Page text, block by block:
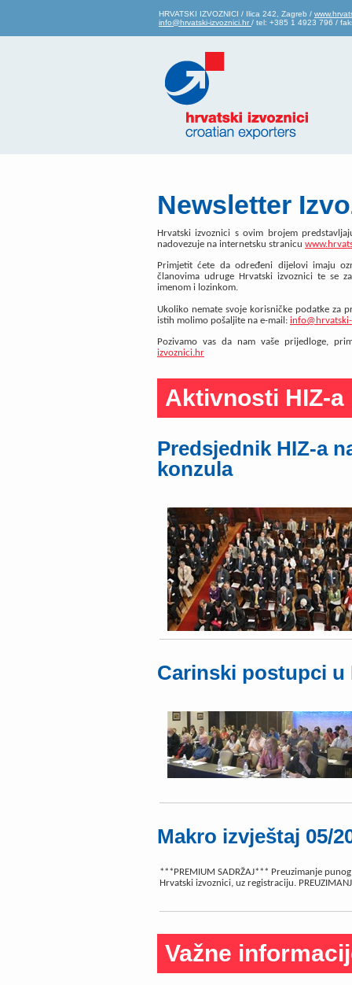
HRVATSKI IZVOZNICI / Ilica 242, Zagreb /
info@hrvatski-izvoznici.hr / tel: +385 1 4923 796 /
Newsletter
Hrvatski izvoznici s ovim brojem
nadovezuje na internetsku stranicu
Primjetit ćete da određeni dijelovi imaju
članovima udruge Hrvatski izvoznici te se
imenom i lozinkom.
Ukoliko nemate svoje korisničke podatke za
istih molimo pošaljite na e-mail:
Pozivamo vas da nam vaše prijedloge,
izvoznici.hr
Aktivnosti HIZ-a
Predsjednik HIZ-a
konzula
Carinski postupci u
Makro izvještaj 05/
***PREMIUM SADRŽAJ*** Preuzimanje
Hrvatski izvoznici, uz registraciju.
Važne